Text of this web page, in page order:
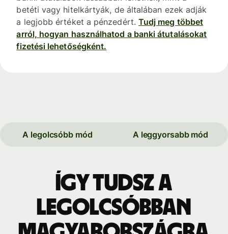
betéti vagy hitelkártyák, de általában ezek adják
a legjobb értéket a pénzedért. Tudj meg többet
arról, hogyan használhatod a banki átutalásokat
fizetési lehetőségként.
A legolcsóbb mód A leggyorsabb mód
Így tudsz a
legolcsóbban